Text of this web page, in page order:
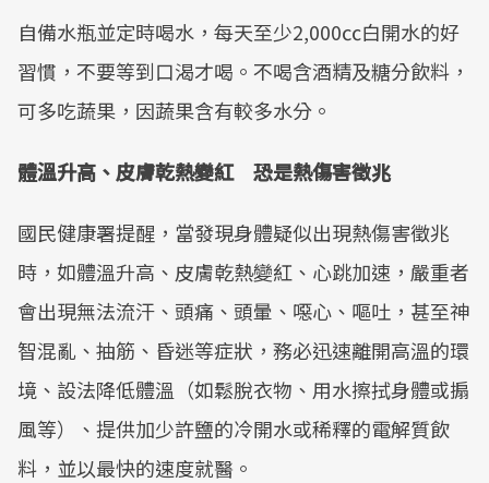
自備水瓶並定時喝水，每天至少2,000㏄白開水的好
習慣，不要等到口渴才喝。不喝含酒精及糖分飲料，
可多吃蔬果，因蔬果含有較多水分。
體溫升高、皮膚乾熱變紅 恐是熱傷害徵兆
國民健康署提醒，當發現身體疑似出現熱傷害徵兆
時，如體溫升高、皮膚乾熱變紅、心跳加速，嚴重者
會出現無法流汗、頭痛、頭暈、噁心、嘔吐，甚至神
智混亂、抽筋、昏迷等症狀，務必迅速離開高溫的環
境、設法降低體溫（如鬆脫衣物、用水擦拭身體或搧
風等）、提供加少許鹽的冷開水或稀釋的電解質飲
料，並以最快的速度就醫。